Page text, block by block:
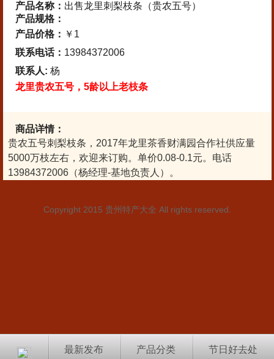
产品名称： 出售龙里刺梨枝条（贵农五号）
产品规格：
产品价格： ￥1
联系电话： 13984372006
联系人: 杨
龙里贵农五号，5龄以上老枝条
商品详情：
贵农五号刺梨枝条，2017年龙里茶香财满园合作社供应量
5000万枝左右，欢迎来订购。单价0.08-0.1元。电话
13984372006（杨经理-基地负责人）。
Copyright 2015 贵州特产大全 All rights reserved.
最新发布 产品分类 节日好去处